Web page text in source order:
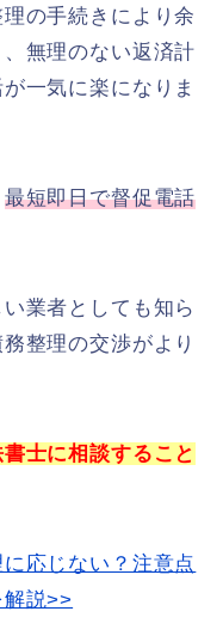
の手続きにより余
無理のない返済計
一気に楽になりま
最短即日で督促電話
業者としても知ら
整理の交渉がより
士に相談すること
応じない？注意点
説>>